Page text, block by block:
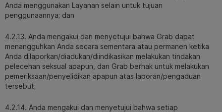
Anda menggunakan Layanan selain untuk tujuan
penggunaannya; dan
4.2.13. Anda mengakui dan menyetujui bahwa Grab dapat
menangguhkan Anda secara sementara atau permanen ketika
Anda dilaporkan/diadukan/diindikasikan melakukan tindakan
pelecehan seksual apapun, dan Grab berhak untuk melakukan
pemeriksaan/penyelidikan apapun atas laporan/pengaduan
tersebut;
4.2.14. Anda mengakui dan menyetujui bahwa setiap